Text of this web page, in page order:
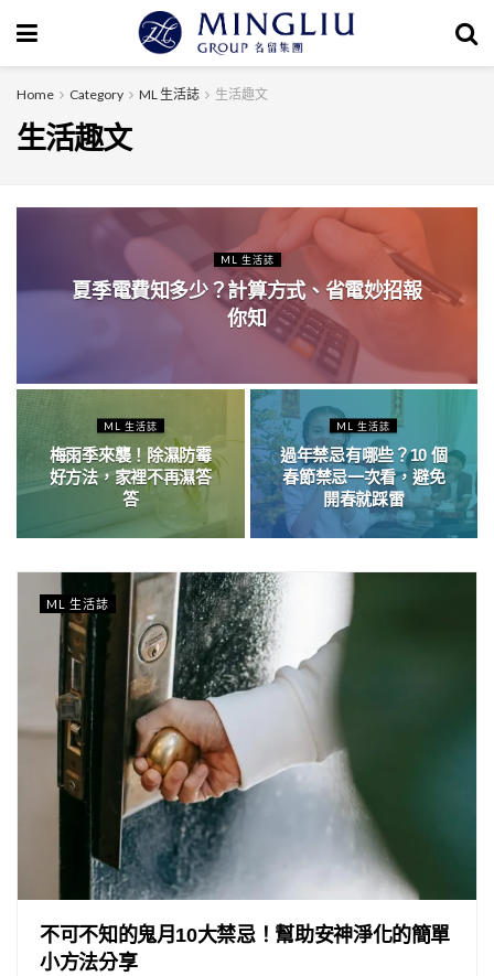
Home Category ML 生活誌 生活趣文
生活趣文
ML 生活誌
夏季電費知多少？計算方式、省電妙招報
你知
ML 生活誌
梅雨季來襲！除濕防霉
好方法，家裡不再濕答
答
ML 生活誌
過年禁忌有哪些？10 個
春節禁忌一次看，避免
開春就踩雷
ML 生活誌
不可不知的鬼月10大禁忌！幫助安神淨化的簡單
小方法分享